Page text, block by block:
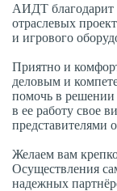
АИДТ благодарит
отраслевых
и игрового
Приятно и
деловым и
помочь в
в ее работу свое
представителями
Желаем вам
Осуществления
надежных